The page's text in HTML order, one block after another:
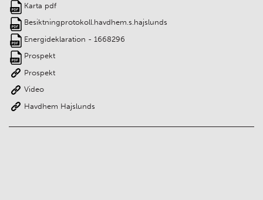
Karta pdf
Besiktningprotokoll.havdhem.s.hajslunds
Energideklaration - 1668296
Prospekt
Prospekt
Video
Havdhem Hajslunds